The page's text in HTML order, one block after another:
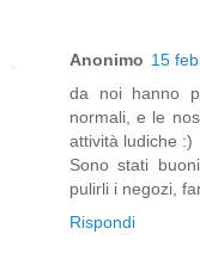
Anonimo 15
da noi hanno
normali, e le
attività ludiche :)
Sono stati
pulirli i negozi,
Rispondi